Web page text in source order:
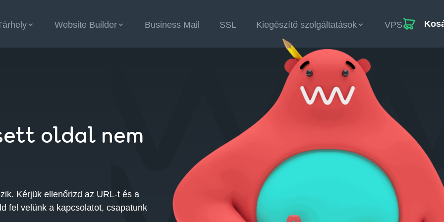
Website Builder Business Mail SSL Kiegészítő szolgáltatások VPS
oldal nem
Kérjük ellenőrizd az URL-t és a
fel velünk a kapcsolatot, csapatunk